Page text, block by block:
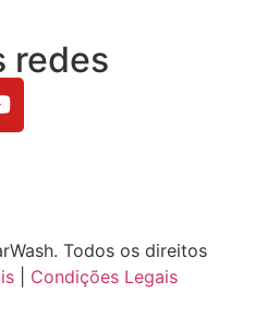
redes
Todos os direitos
Condições Legais